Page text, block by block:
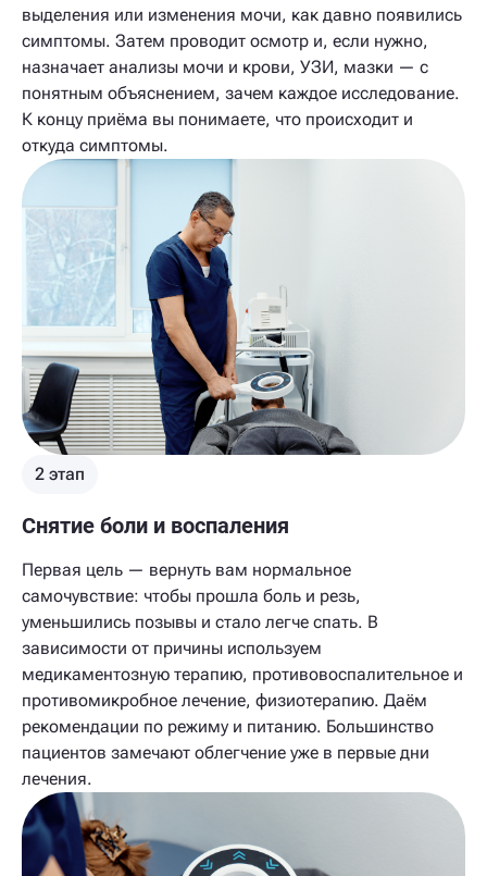
выделения или изменения мочи, как давно появились
симптомы. Затем проводит осмотр и, если нужно,
назначает анализы мочи и крови, УЗИ, мазки — с
понятным объяснением, зачем каждое исследование.
К концу приёма вы понимаете, что происходит и
откуда симптомы.
2 этап
Снятие боли и воспаления
Первая цель — вернуть вам нормальное
самочувствие: чтобы прошла боль и резь,
уменьшились позывы и стало легче спать. В
зависимости от причины используем
медикаментозную терапию, противовоспалительное и
противомикробное лечение, физиотерапию. Даём
рекомендации по режиму и питанию. Большинство
пациентов замечают облегчение уже в первые дни
лечения.